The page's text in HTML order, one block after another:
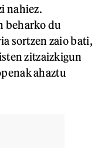
nahiez.
beharko du
sortzen zaio bati,
zitzaizkigun
ahaztu